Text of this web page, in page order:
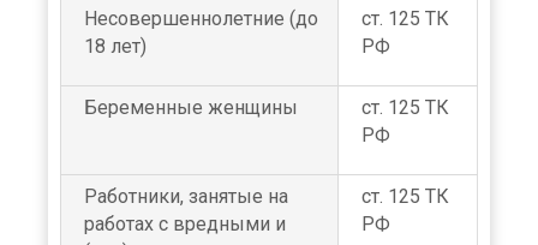
Несовершеннолетние (до
18 лет)
ст. 125 ТК
РФ
Беременные женщины
ст. 125 ТК
РФ
Работники, занятые на
работах с вредными и
ст. 125 ТК
РФ